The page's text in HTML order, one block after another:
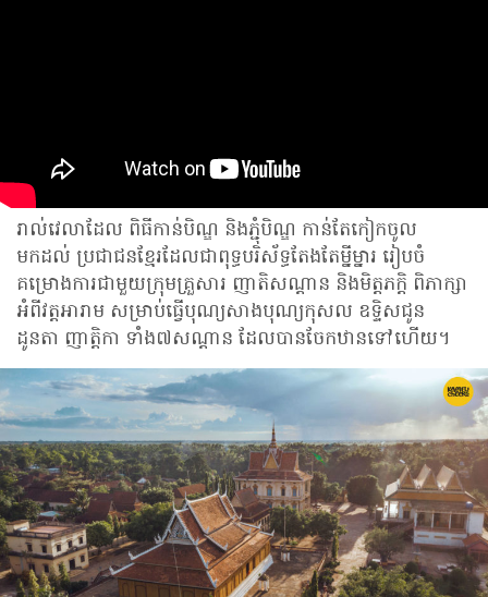
រាល់វេលាដែល ពិធីកាន់បិណ្ឌ និងភ្ជុំបិណ្ឌ កាន់តែកៀកចូល
មកដល់ ប្រជាជនខ្មែរដែលជាពុទ្ធបរិស័ទ្ធតែងតែម្នីម្នារ រៀបចំ
គម្រោងការជាមួយក្រុមគ្រួសារ ញាតិសណ្តាន និងមិត្តភក្តិ ពិភាក្សា
អំពីវត្តអារាម សម្រាប់ធ្វើបុណ្យសាងបុណ្យកុសល ឧទ្ទិសជូន
ដូនតា ញាត្តិកា ទាំង៧សណ្តាន ដែលបានចែកឋានទៅហើយ។